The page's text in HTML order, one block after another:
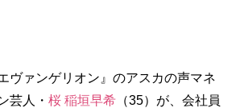
ヴァンゲリオン』のアスカの声マネ
芸人・ 桜 稲垣早希（35）が、会社員